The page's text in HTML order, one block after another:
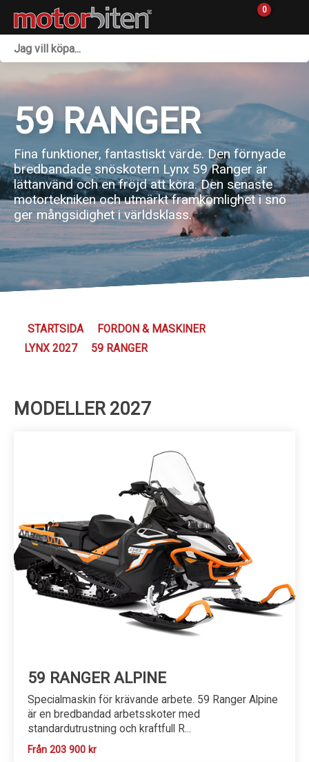
0
Övrigt & Merch
Tillbehör
Outlet
Reservdelar
Sprängskisser
59 RANGER
Fina funktioner, fantastiskt värde. Den förnyade
bredbandade snöskotern Lynx 59 Ranger är
lättanvänd och en fröjd att köra. Den senaste
motortekniken och utmärkt framkomlighet i snö
ger mångsidighet i världsklass.
STARTSIDA
FORDON & MASKINER
LYNX 2027
59 RANGER
MODELLER 2027
59 RANGER ALPINE
Specialmaskin för krävande arbete. 59 Ranger Alpine
är en bredbandad arbetsskoter med
standardutrustning och kraftfull R...
Från 203 900 kr